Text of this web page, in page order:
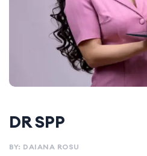
DR SPP
BY: DAIANA ROSU